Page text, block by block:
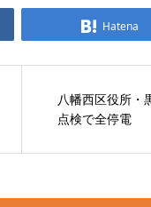
Hatena
八幡西区役所
点検で全停電